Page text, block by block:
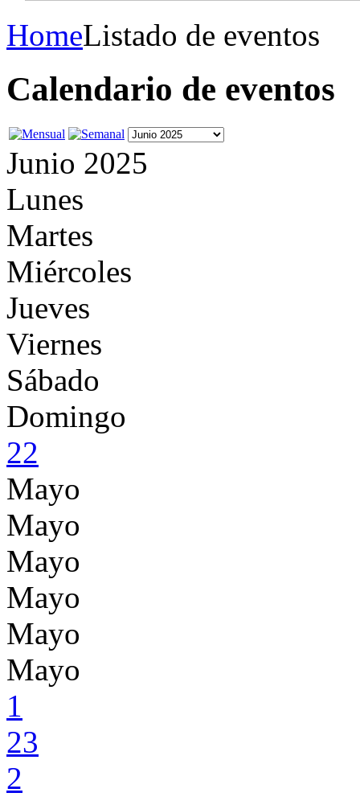
HomeListado de eventos
Calendario de eventos
Junio 2025
Lunes
Martes
Miércoles
Jueves
Viernes
Sábado
Domingo
22
Mayo
Mayo
Mayo
Mayo
Mayo
Mayo
1
23
2